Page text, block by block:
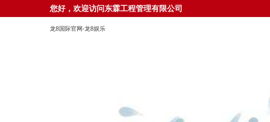
您好，欢迎访问东霖工程管理有限公司
龙8国际官网-龙8娱乐